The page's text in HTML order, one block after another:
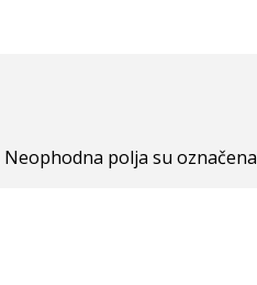
Neophodna polja su označena